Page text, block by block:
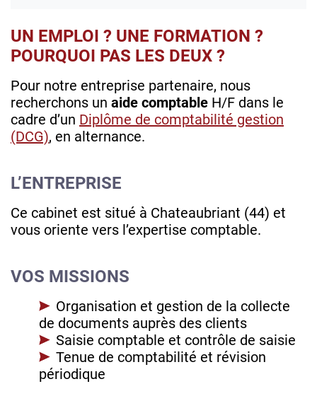
UN EMPLOI ? UNE FORMATION ?
POURQUOI PAS LES DEUX ?
Pour notre entreprise partenaire, nous
recherchons un aide comptable H/F dans le
cadre d’un Diplôme de comptabilité gestion
(DCG), en alternance.
L’ENTREPRISE
Ce cabinet est situé à Chateaubriant (44) et
vous oriente vers l’expertise comptable.
VOS MISSIONS
Organisation et gestion de la collecte
de documents auprès des clients
Saisie comptable et contrôle de saisie
Tenue de comptabilité et révision
périodique